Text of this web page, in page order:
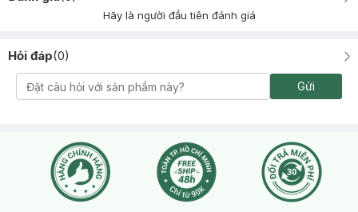
Hãy là người đầu tiên đánh giá
Hỏi đáp(0)
Gửi